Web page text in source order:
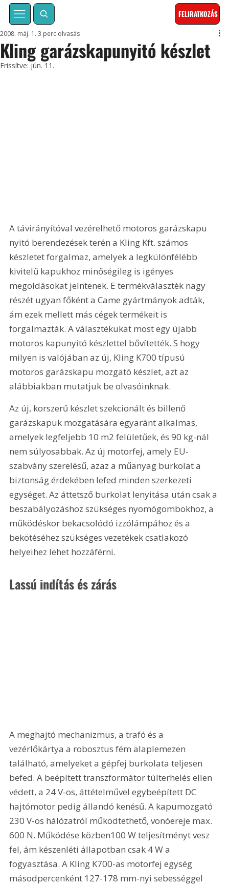
FELIRATKOZÁS
Kling garázskapunyitó készlet
2008. máj. 1. 3 perc olvasás
Frissítve: jún. 11.
A távirányítóval vezérelhető motoros garázskapu
nyitó berendezések terén a Kling Kft. számos
készletet forgalmaz, amelyek a legkülönfélébb
kivitelű kapukhoz minőségileg is igényes
megoldásokat jelntenek. E termékválaszték nagy
részét ugyan főként a Came gyártmányok adták,
ám ezek mellett más cégek termékeit is
forgalmazták. A választékukat most egy újabb
motoros kapunyitó készlettel bővítették. S hogy
milyen is valójában az új, Kling K700 típusú
motoros garázskapu mozgató készlet, azt az
alábbiakban mutatjuk be olvasóinknak.
Az új, korszerű készlet szekcionált és billenő
garázskapuk mozgatására egyaránt alkalmas,
amelyek legfeljebb 10 m2 felületűek, és 90 kg-nál
nem súlyosabbak. Az új motorfej, amely EU-
szabvány szerelésű, azaz a műanyag burkolat a
biztonság érdekében lefed minden szerkezeti
egységet. Az áttetsző burkolat lenyitása után csak a
beszabályozáshoz szükséges nyomógombokhoz, a
működéskor bekacsolódó izzólámpához és a
bekötéséhez szükséges vezetékek csatlakozó
helyeihez lehet hozzáférni.
Lassú indítás és zárás
A meghajtó mechanizmus, a trafó és a
vezérlőkártya a robosztus fém alaplemezen
található, amelyeket a gépfej burkolata teljesen
befed. A beépített transzformátor túlterhelés ellen
védett, a 24 V-os, áttételművel egybeépített DC
hajtómotor pedig állandó kenésű. A kapumozgató
230 V-os hálózatról működtethető, vonóereje max.
600 N. Működése közben100 W teljesítményt vesz
fel, ám készenléti állapotban csak 4 W a
fogyasztása. A Kling K700-as motorfej egység
másodpercenként 127-178 mm-nyi sebességgel